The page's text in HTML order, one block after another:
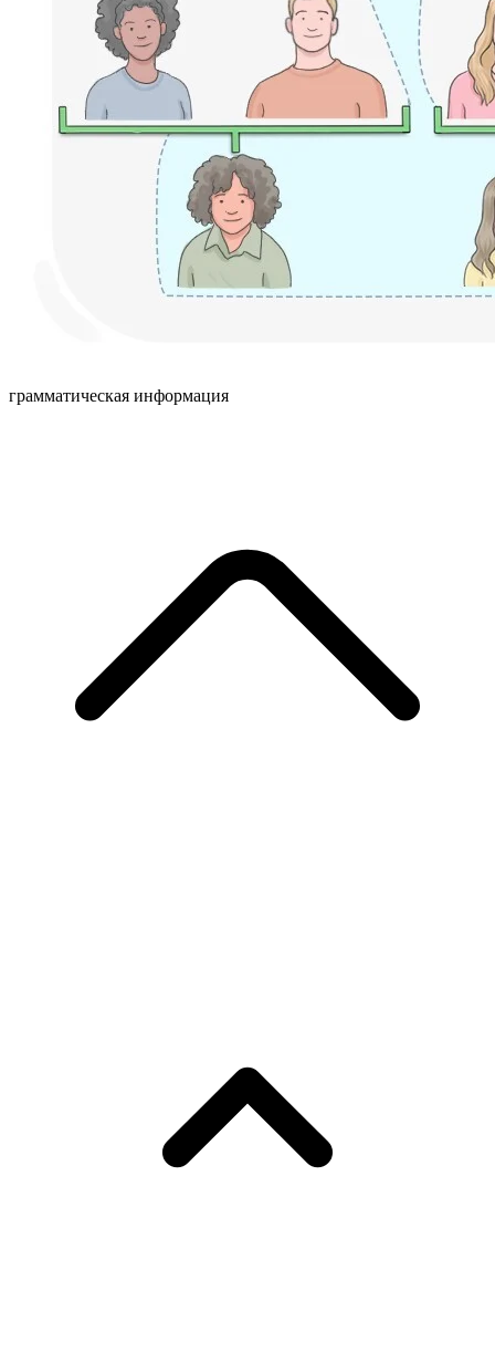
грамматическая информация